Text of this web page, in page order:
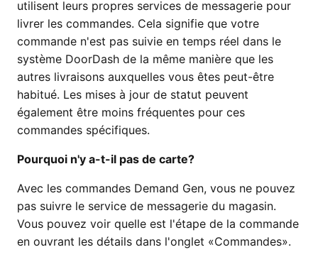
utilisent leurs propres services de messagerie pour
livrer les commandes. Cela signifie que votre
commande n'est pas suivie en temps réel dans le
système DoorDash de la même manière que les
autres livraisons auxquelles vous êtes peut-être
habitué. Les mises à jour de statut peuvent
également être moins fréquentes pour ces
commandes spécifiques.
Pourquoi n'y a-t-il pas de carte?
Avec les commandes Demand Gen, vous ne pouvez
pas suivre le service de messagerie du magasin.
Vous pouvez voir quelle est l'étape de la commande
en ouvrant les détails dans l'onglet «Commandes».